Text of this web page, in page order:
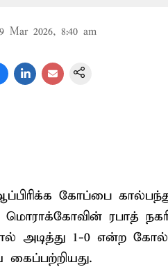
Mar 2026, 8:40 am
கோப்பை
மொராக்கோவின் ரபாத்
அடித்து 1-0 என்ற